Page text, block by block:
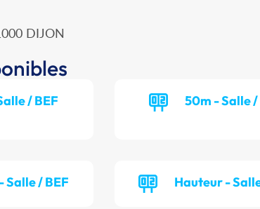
DIJON
/ BEF 50m - Salle /
Salle / BEF Hauteur -